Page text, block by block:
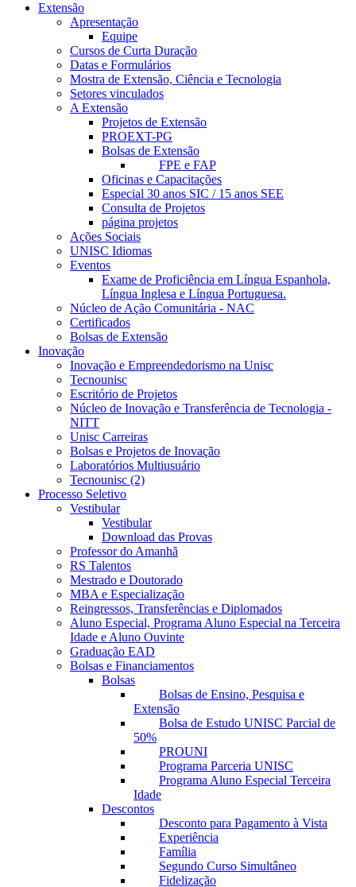
Extensão
Apresentação
Equipe
Cursos de Curta Duração
Datas e Formulários
Mostra de Extensão, Ciência e Tecnologia
Setores vinculados
A Extensão
Projetos de Extensão
PROEXT-PG
Bolsas de Extensão
FPE e FAP
Oficinas e Capacitações
Especial 30 anos SIC / 15 anos SEE
Consulta de Projetos
página projetos
Ações Sociais
UNISC Idiomas
Eventos
Exame de Proficiência em Língua Espanhola,
Língua Inglesa e Língua Portuguesa.
Núcleo de Ação Comunitária - NAC
Certificados
Bolsas de Extensão
Inovação
Inovação e Empreendedorismo na Unisc
Tecnounisc
Escritório de Projetos
Núcleo de Inovação e Transferência de Tecnologia -
NITT
Unisc Carreiras
Bolsas e Projetos de Inovação
Laboratórios Multiusuário
Tecnounisc (2)
Processo Seletivo
Vestibular
Vestibular
Download das Provas
Professor do Amanhã
RS Talentos
Mestrado e Doutorado
MBA e Especialização
Reingressos, Transferências e Diplomados
Aluno Especial, Programa Aluno Especial na Terceira
Idade e Aluno Ouvinte
Graduação EAD
Bolsas e Financiamentos
Bolsas
Bolsas de Ensino, Pesquisa e
Extensão
Bolsa de Estudo UNISC Parcial de
50%
PROUNI
Programa Parceria UNISC
Programa Aluno Especial Terceira
Idade
Descontos
Desconto para Pagamento à Vista
Experiência
Família
Segundo Curso Simultâneo
Fidelização